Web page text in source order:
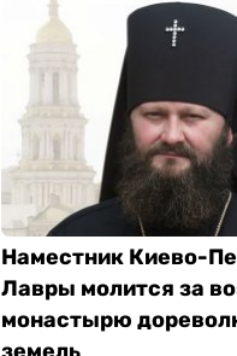
Наместник Киево-
Лавры молится за
монастырю
земель